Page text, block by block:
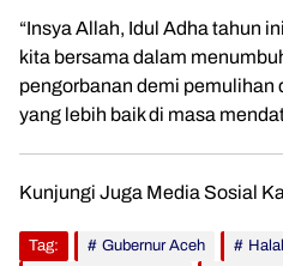
“Insya Allah, Idul Adha tahun
kita bersama dalam
pengorbanan demi pemulihan
yang lebih baik di masa
Kunjungi Juga Media Sosial
Tag: Gubernur Aceh